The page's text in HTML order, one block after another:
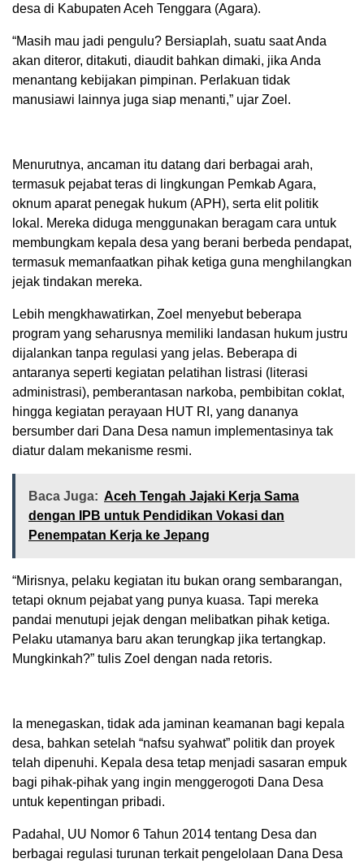
desa di Kabupaten Aceh Tenggara (Agara).
“Masih mau jadi pengulu? Bersiaplah, suatu saat Anda
akan diteror, ditakuti, diaudit bahkan dimaki, jika Anda
menantang kebijakan pimpinan. Perlakuan tidak
manusiawi lainnya juga siap menanti,” ujar Zoel.
Menurutnya, ancaman itu datang dari berbagai arah,
termasuk pejabat teras di lingkungan Pemkab Agara,
oknum aparat penegak hukum (APH), serta elit politik
lokal. Mereka diduga menggunakan beragam cara untuk
membungkam kepala desa yang berani berbeda pendapat,
termasuk memanfaatkan pihak ketiga guna menghilangkan
jejak tindakan mereka.
Lebih mengkhawatirkan, Zoel menyebut beberapa
program yang seharusnya memiliki landasan hukum justru
dijalankan tanpa regulasi yang jelas. Beberapa di
antaranya seperti kegiatan pelatihan listrasi (literasi
administrasi), pemberantasan narkoba, pembibitan coklat,
hingga kegiatan perayaan HUT RI, yang dananya
bersumber dari Dana Desa namun implementasinya tak
diatur dalam mekanisme resmi.
Baca Juga: Aceh Tengah Jajaki Kerja Sama
dengan IPB untuk Pendidikan Vokasi dan
Penempatan Kerja ke Jepang
“Mirisnya, pelaku kegiatan itu bukan orang sembarangan,
tetapi oknum pejabat yang punya kuasa. Tapi mereka
pandai menutupi jejak dengan melibatkan pihak ketiga.
Pelaku utamanya baru akan terungkap jika tertangkap.
Mungkinkah?” tulis Zoel dengan nada retoris.
Ia menegaskan, tidak ada jaminan keamanan bagi kepala
desa, bahkan setelah “nafsu syahwat” politik dan proyek
telah dipenuhi. Kepala desa tetap menjadi sasaran empuk
bagi pihak-pihak yang ingin menggerogoti Dana Desa
untuk kepentingan pribadi.
Padahal, UU Nomor 6 Tahun 2014 tentang Desa dan
berbagai regulasi turunan terkait pengelolaan Dana Desa